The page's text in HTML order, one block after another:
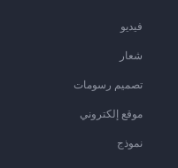
فيديو
شعار
تصميم رسومات
موقع إلكتروني
نموذج